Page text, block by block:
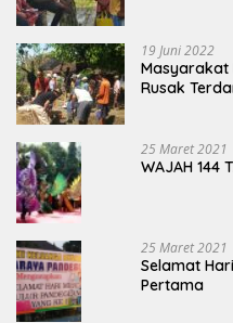
19 Juni 2022
Masyarakat
Rusak
25 Maret 2021
WAJAH 144
25 Maret 2021
Selamat
Pertama